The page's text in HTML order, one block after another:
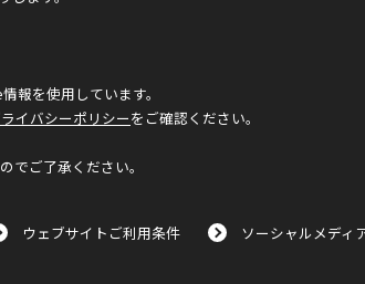
報を使用しています。
イバシーポリシーをご確認ください。
ご了承ください。
ウェブサイトご利用条件 ソーシャルメディ